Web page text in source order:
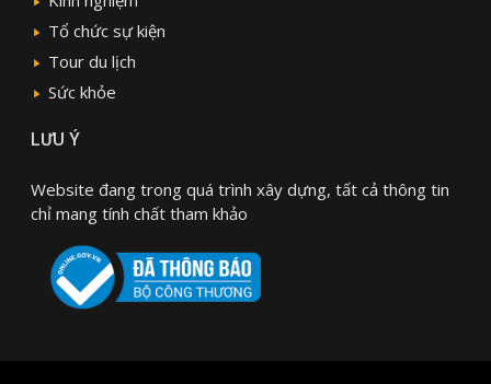
Tổ chức sự kiện
Tour du lịch
Sức khỏe
LƯU Ý
Website đang trong quá trình xây dựng, tất cả thông tin
chỉ mang tính chất tham khảo